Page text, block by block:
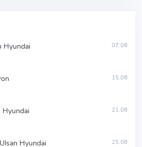
Hyundai 07.08
15.08
Hyundai 21.08
Hyundai 25.08